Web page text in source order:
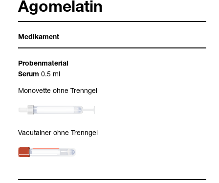
Ago­me­la­tin
Medi­ka­ment
Pro­ben­ma­te­rial
Serum 0.5 ml
Mono­vette ohne Trenn­gel
Vacu­tai­ner ohne Trenn­gel